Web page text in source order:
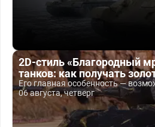
2D-стиль «Благородный
танков: как получать
Его главная особенность —
06 августа, четверг